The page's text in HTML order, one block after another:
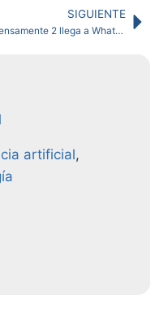
SIGUIENTE
Intensamente 2 llega a WhatsApp con nuevas imágenes personalizables
artificial,